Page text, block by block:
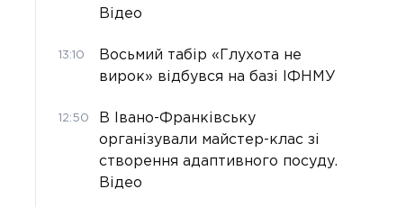
Відео
13:10
Восьмий табір «Глухота не
вирок» відбувся на базі ІФНМУ
12:50
В Івано-Франківську
організували майстер-клас зі
створення адаптивного посуду.
Відео